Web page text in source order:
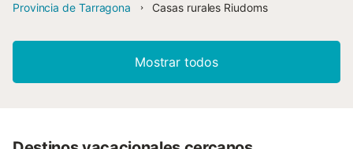
Provincia de Tarragona
Casas rurales Riudoms
Mostrar todos